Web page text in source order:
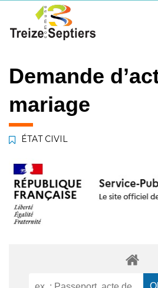
contenu
pied
Demande
mariage
ÉTAT CIVIL